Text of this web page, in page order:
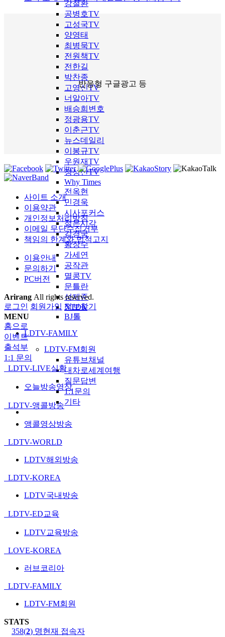
강철환
공병호TV
고성국TV
양영태
최병묵TV
전원책TV
전한길
박찬종
고영신TV
너알아TV
배승희변호
정광용TV
이춘근TV
뉴스데일리
이봉규TV
우원재TV
정성산TV
Why Times
전옥현
민경욱
시사포커스
젊은시각
김경국
황장수
가세연
공작관
멸콩TV
문틀란
성제준
NTDK
BJ톨
LDTV-FAMILY
LDTV-FM회원
유튜브채널
내차로세계여행
질문답변
1:1문의
기타
반응형 구글광고 등
사이트 소개
이용약관
개인정보처리방침
이메일 무단수집거부
책임의 한계와 법적고지
이용안내
문의하기
PC버전
Arirang All rights reserved.
로그인 회원가입 정보찾기
MENU
홈으로
이벤트
출석부
1:1 문의
LDTV-LIVE실황
오늘방송영상
LDTV-앵콜방송
앵콜영상방송
LDTV-WORLD
LDTV해외방송
LDTV-KOREA
LDTV국내방송
LDTV-ED교육
LDTV교육방송
LOVE-KOREA
러브코리아
LDTV-FAMILY
LDTV-FM회원
STATS
358(2) 명현재 접속자